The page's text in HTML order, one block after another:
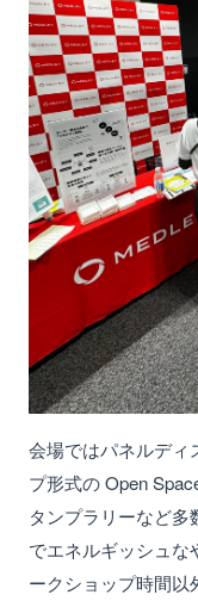
会場ではパネルディ
プ形式の Open
タンプラリーなど
でエネルギッシュな
ークショップ時間以